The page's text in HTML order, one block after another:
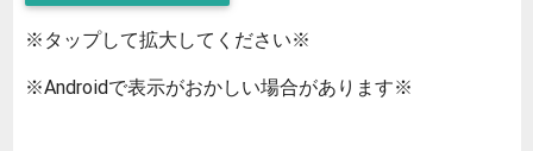
※タップして拡大してください※
※Androidで表示がおかしい場合があります※